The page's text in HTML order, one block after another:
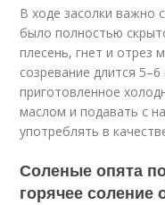
В ходе засолки важно
было полностью
плесень, гнет и отрез
созревание длится
приготовленное
маслом и подавать с
употреблять в
Соленые опята
горячее соление